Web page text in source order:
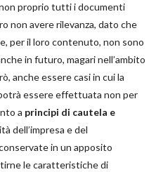
non proprio tutti i documenti
non avere rilevanza, dato che
per il loro contenuto, non sono
in futuro, magari nell’ambito
anche essere casi in cui la
essere effettuata non per
a principi di cautela e
dell’impresa e del
in un apposito
le caratteristiche di